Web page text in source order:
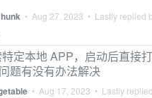
hunk • Aug 27, 2023 • Lastly replied
定本地 APP，启动后直接
题有没有办法解决
• Aug 17, 2023 • Lastly